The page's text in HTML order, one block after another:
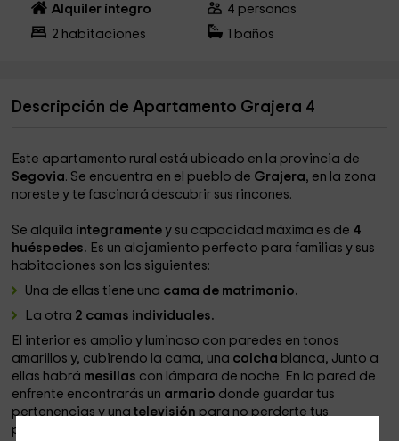
Alquiler íntegro 4 personas
2 habitaciones baños
Descripción de Apartamento Grajera 4
Este apartamento rural está ubicado en la provincia de
Segovia. Se encuentra en el pueblo de Grajera, en la zona
noreste y te fascinará descubrir sus rincones.
Se alquila íntegramentey su capacidad máxima es de 4
huéspedes. Es un alojamiento perfecto para familias y sus
habitaciones son las siguientes:
Una de ellas tiene una cama de matrimonio.
La otra 2 camas individuales.
El interior es amplio y luminoso con paredes en tonos
amarillos y, cubirendo la cama, una colcha blanca, Junto a
ellas habrá mesillas con lámpara de noche. En la pared de
enfrente encontrarás un armario donde guardar tus
pertenencias y unatelevisión para no perderte tus
programas favoritos.